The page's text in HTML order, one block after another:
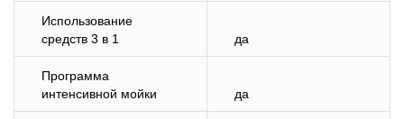
Использование
средств 3 в 1
да
Программа
интенсивной мойки
да